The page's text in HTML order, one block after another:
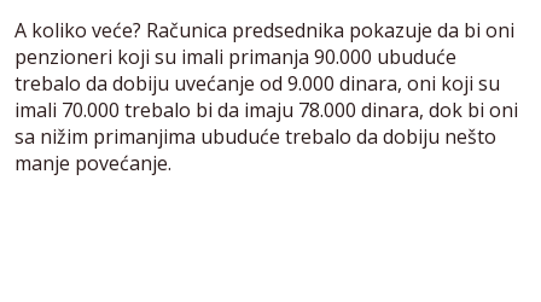
A koliko veće? Računica predsednika pokazuje da bi oni
penzioneri koji su imali primanja 90.000 ubuduće
trebalo da dobiju uvećanje od 9.000 dinara, oni koji su
imali 70.000 trebalo bi da imaju 78.000 dinara, dok bi oni
sa nižim primanjima ubuduće trebalo da dobiju nešto
manje povećanje.